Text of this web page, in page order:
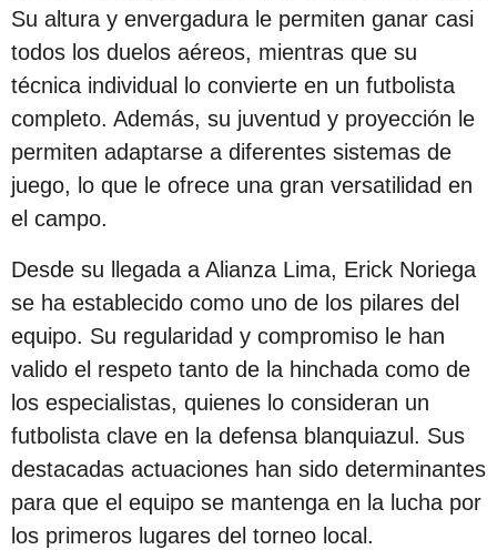
s
d
e
l
a
p
u
l
i
c
a
c
i
ó
n
Su altura y envergadura le permiten ganar casi
todos los duelos aéreos, mientras que su
técnica individual lo convierte en un futbolista
completo. Además, su juventud y proyección le
permiten adaptarse a diferentes sistemas de
juego, lo que le ofrece una gran versatilidad en
el campo.
Desde su llegada a Alianza Lima, Erick Noriega
se ha establecido como uno de los pilares del
equipo. Su regularidad y compromiso le han
valido el respeto tanto de la hinchada como de
los especialistas, quienes lo consideran un
futbolista clave en la defensa blanquiazul. Sus
destacadas actuaciones han sido determinantes
para que el equipo se mantenga en la lucha por
los primeros lugares del torneo local.